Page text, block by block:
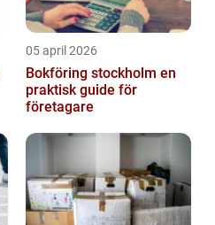
05 april 2026
Bokföring stockholm en
praktisk guide för
företagare